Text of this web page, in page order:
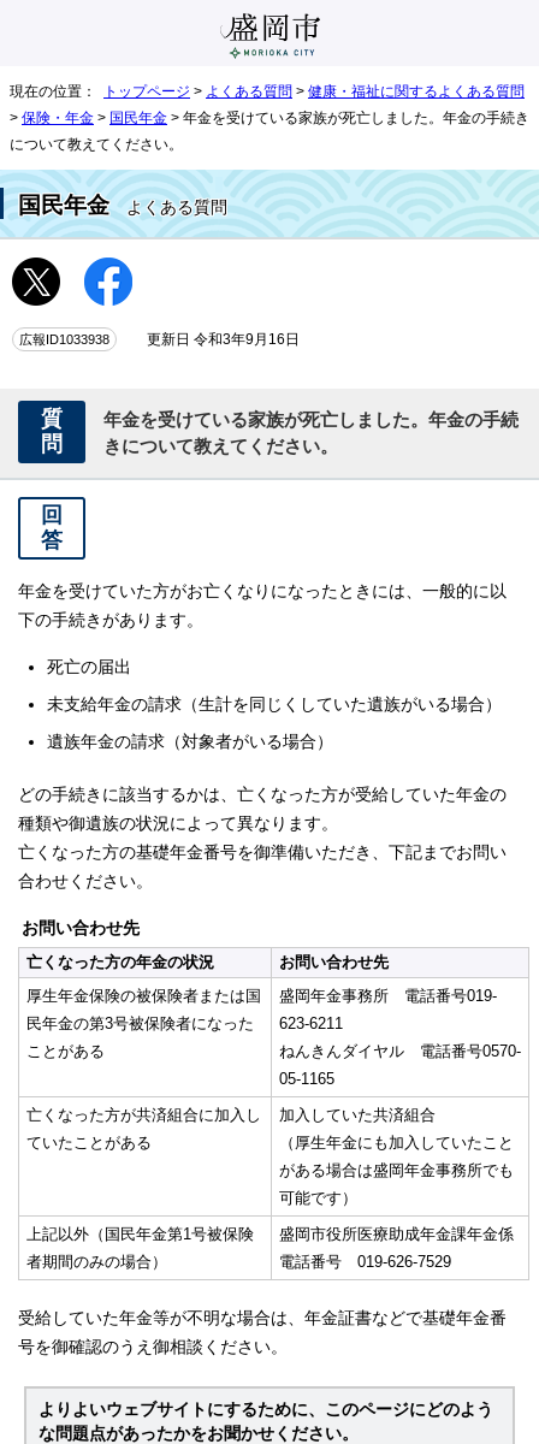
現在の位置： トップページ > よくある質問 > 健康・福祉に関するよくある質問
> 保険・年金 > 国民年金 > 年金を受けている家族が死亡しました。年金の手続き
について教えてください。
国民年金よくある質問
広報ID1033938 更新日 令和3年9月16日
質
問
年金を受けている家族が死亡しました。年金の手続
きについて教えてください。
回
答
年金を受けていた方がお亡くなりになったときには、一般的に以
下の手続きがあります。
死亡の届出
未支給年金の請求（生計を同じくしていた遺族がいる場合）
遺族年金の請求（対象者がいる場合）
どの手続きに該当するかは、亡くなった方が受給していた年金の
種類や御遺族の状況によって異なります。
亡くなった方の基礎年金番号を御準備いただき、下記までお問い
合わせください。
お問い合わせ先
亡くなった方の年金の状況
お問い合わせ先
厚生年金保険の被保険者または国
民年金の第3号被保険者になった
ことがある
盛岡年金事務所 電話番号019-
623-6211
ねんきんダイヤル 電話番号0570-
05-1165
亡くなった方が共済組合に加入し
ていたことがある
加入していた共済組合
（厚生年金にも加入していたこと
がある場合は盛岡年金事務所でも
可能です）
上記以外（国民年金第1号被保険
者期間のみの場合）
盛岡市役所医療助成年金課年金係
電話番号 019-626-7529
受給していた年金等が不明な場合は、年金証書などで基礎年金番
号を御確認のうえ御相談ください。
よりよいウェブサイトにするために、このページにどのよう
な問題点があったかをお聞かせください。